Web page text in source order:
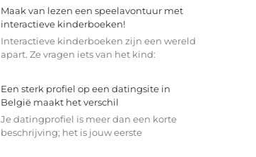
Maak van lezen een speelavontuur met
interactieve kinderboeken!
Interactieve kinderboeken zijn een wereld
apart. Ze vragen iets van het kind:
Een sterk profiel op een datingsite in
België maakt het verschil
Je datingprofiel is meer dan een korte
beschrijving; het is jouw eerste